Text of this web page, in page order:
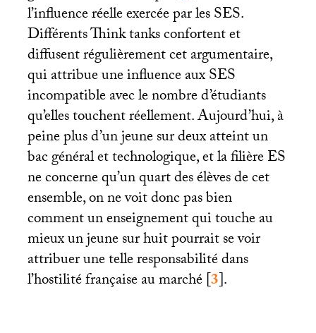
l’influence réelle exercée par lesSES.
Différents Think tanks confortent et
diffusent régulièrement cet argumentaire,
qui attribue une influence auxSES
incompatible avec le nombre d’étudiants
qu’elles touchent réellement. Aujourd’hui, à
peine plus d’un jeune sur deux atteint un
bac général et technologique, et la filièreES
ne concerne qu’un quart des élèves de cet
ensemble, on ne voit donc pas bien
comment un enseignement qui touche au
mieux un jeune sur huit pourrait se voir
attribuer une telle responsabilité dans
l’hostilité française au marché[3].